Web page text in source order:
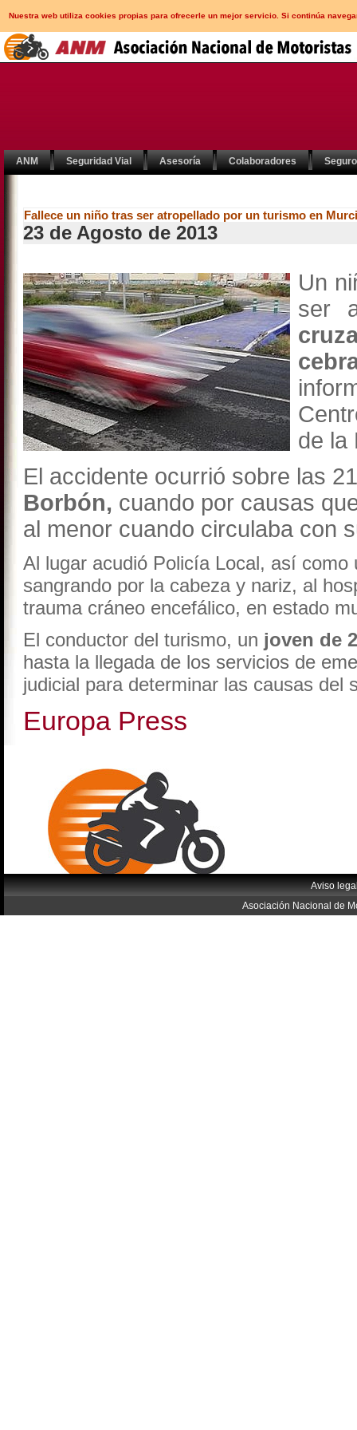
Nuestra web utiliza cookies propias para ofrecerle un mejor servicio. Si continúa
ANM Seguridad Vial Asesoría Colaboradores
Fallece un niño tras ser atropellado por un turismo en
23 de Agosto de 2013
Un
ser
de la
El accidente ocurrió sobre las
Borbón, cuando por causas
al menor cuando circulaba con
Al lugar acudió Policía Local, así
sangrando por la cabeza y nariz, al
trauma cráneo encefálico, en estado
El conductor del turismo, un joven de
hasta la llegada de los servicios de
judicial para determinar las causas del
Europa Press
Aviso
Asociación Nacional de